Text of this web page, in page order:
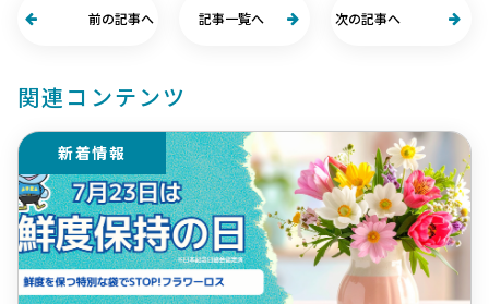
前の記事へ 記事一覧へ 次の記事へ
関連コンテンツ
新着情報